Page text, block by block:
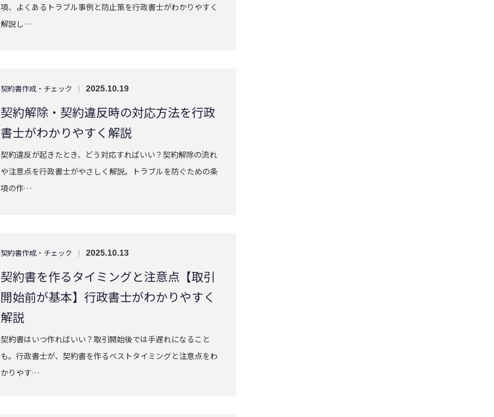
項、よくあるトラブル事例と防止策を行政書士がわかりやすく
解説し…
契約書作成・チェック | 2025.10.19
契約解除・契約違反時の対応方法を行政
書士がわかりやすく解説
契約違反が起きたとき、どう対応すればいい？契約解除の流れ
や注意点を行政書士がやさしく解説。トラブルを防ぐための条
項の作…
契約書作成・チェック | 2025.10.13
契約書を作るタイミングと注意点【取引
開始前が基本】行政書士がわかりやすく
解説
契約書はいつ作ればいい？取引開始後では手遅れになること
も。行政書士が、契約書を作るベストタイミングと注意点をわ
かりやす…